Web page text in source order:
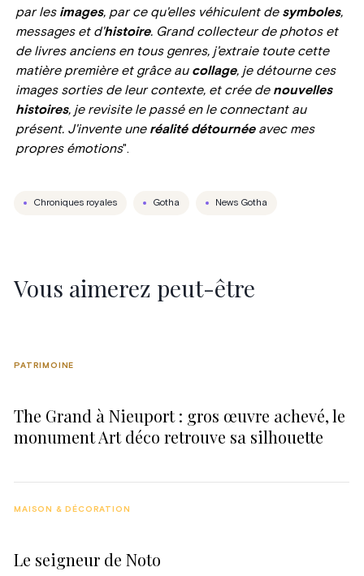
par les images, par ce qu'elles véhiculent de symboles,
messages et d'histoire. Grand collecteur de photos et
de livres anciens en tous genres, j'extraie toute cette
matière première et grâce au collage, je détourne ces
images sorties de leur contexte, et crée de nouvelles
histoires, je revisite le passé en le connectant au
présent. J'invente une réalité détournéeavec mes
propres émotions".
Chroniques royales Gotha News Gotha
Vous aimerez peut-être
The Grand à Nieuport : gros œuvre achevé, le
monument Art déco retrouve sa silhouette
PATRIMOINE
Le seigneur de Noto
MAISON & DÉCORATION